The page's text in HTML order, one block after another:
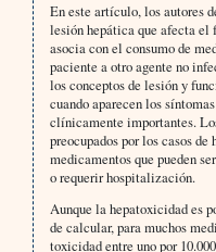
En este artículo, los autores
lesión hepática que afecta el
asocia con el consumo de
paciente a otro agente no
los conceptos de lesión y
cuando aparecen los
clínicamente importantes.
preocupados por los casos
medicamentos que pueden
o requerir hospitalización.
Aunque la hepatoxicidad es
de calcular, para muchos
toxicidad entre uno por